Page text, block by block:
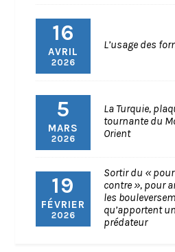
16
AVRIL
2026
L’usage des
5
MARS
2026
La Turquie,
tournante du
Orient
19
FÉVRIER
2026
Sortir du «
contre », pour
les
qu’apportent
prédateur